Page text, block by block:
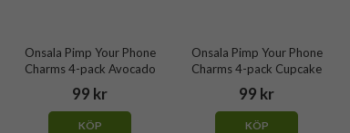
Onsala Pimp Your Phone
Charms 4-pack Avocado
99 kr
KÖP
Onsala Pimp Your Phone
Charms 4-pack Cupcake
99 kr
KÖP